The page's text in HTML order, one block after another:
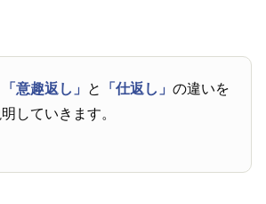
「意趣返し」 と 「仕返し」の違いを
していきます。